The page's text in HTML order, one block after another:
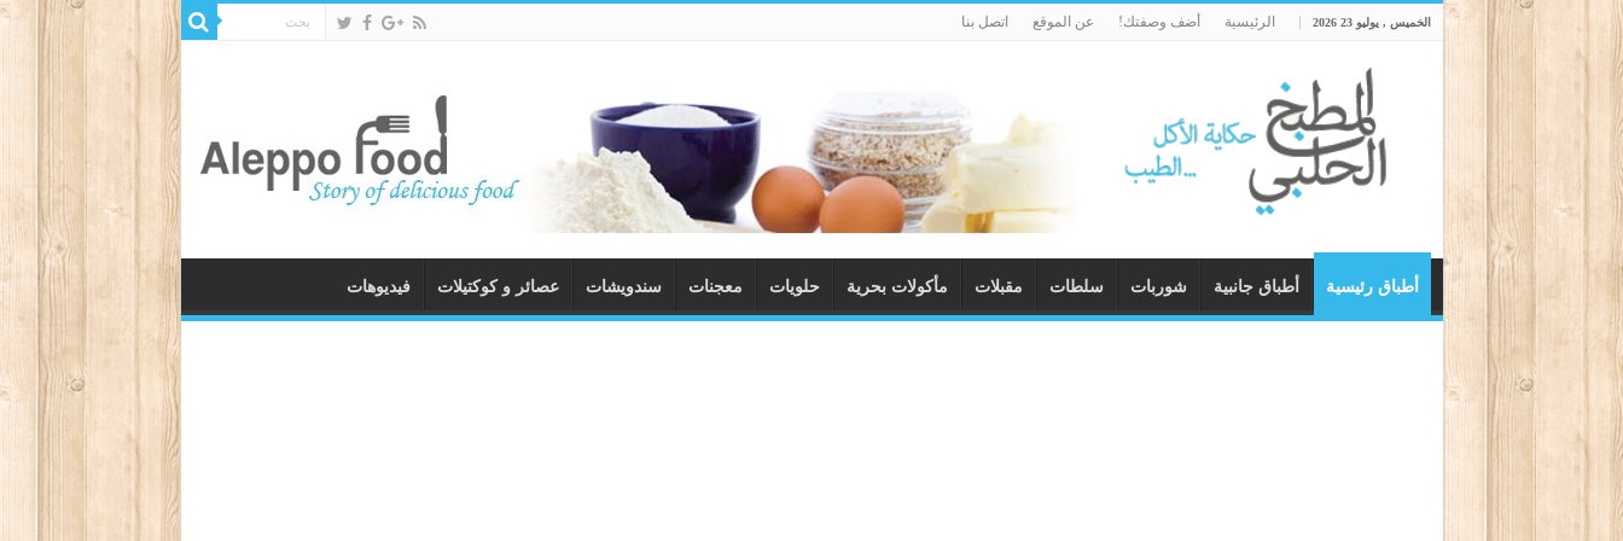
الخميس , يوليو 23 2026 الرئيسية أضف وصفتك! عن الموقع اتصل بنا
أطباق رئيسية أطباق جانبية شوربات سلطات مقبلات مأكولات بحرية حلويات معجنات سندويشات عصائر و كوكتيلات فيديوهات